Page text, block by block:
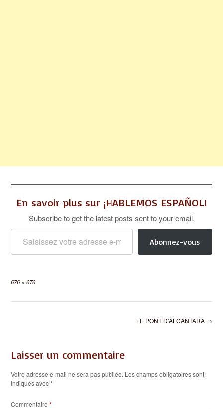
En savoir plus sur ¡HABLEMOS ESPAÑOL!
Subscribe to get the latest posts sent to your email.
Saisissez votre adresse e-mail…
Abonnez-vous
Full
676 × 676
LE PONT D’ALCANTARA →
Laisser un commentaire
Votre adresse e-mail ne sera pas publiée. Les champs obligatoires sont
indiqués avec*
Commentaire *